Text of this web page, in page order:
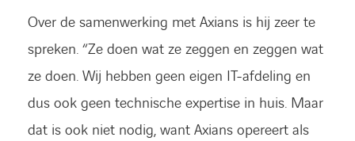
Over de samenwerking met Axians is hij zeer te
spreken. “Ze doen wat ze zeggen en zeggen wat
ze doen. Wij hebben geen eigen IT-afdeling en
dus ook geen technische expertise in huis. Maar
dat is ook niet nodig, want Axians opereert als